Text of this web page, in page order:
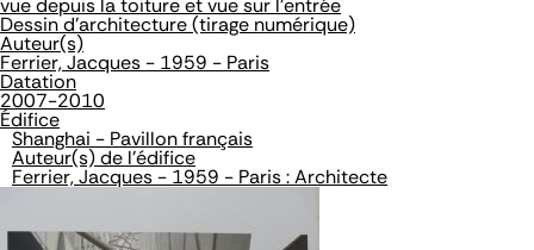
vue depuis la toiture et vue sur l'entrée
Dessin d'architecture (tirage numérique)
Auteur(s)
Ferrier, Jacques - 1959 - Paris
Datation
2007-2010
Édifice
Shanghai - Pavillon français
Auteur(s) de l'édifice
Ferrier, Jacques - 1959 - Paris : Architecte